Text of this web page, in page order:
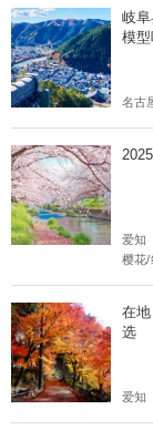
岐
模
名古
爱知
樱花/
在
选
爱知